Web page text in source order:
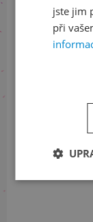
jste jim
při